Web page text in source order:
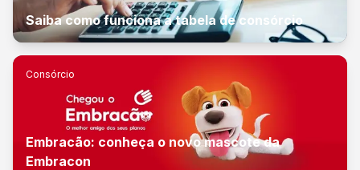
Saiba como funciona a tabela de consórcio
Consórcio
Embracão: conheça o novo mascote da
Embracon